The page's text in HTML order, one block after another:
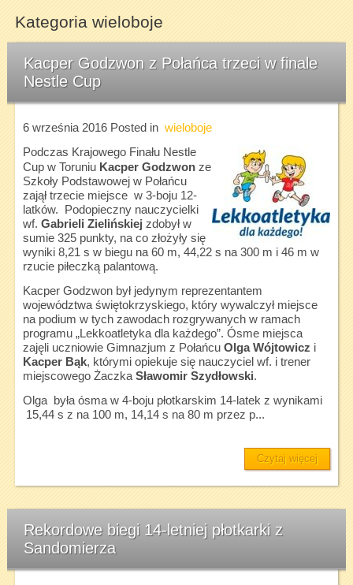
Kategoria wieloboje
Kacper Godzwon z Połańca trzeci w finale
Nestle Cup
6 września 2016Posted in wieloboje
Podczas Krajowego Finału Nestle
Cup w Toruniu Kacper Godzwonze
Szkoły Podstawowej w Połańcu
zajął trzecie miejsce w 3-boju 12-
latków. Podopieczny nauczycielki
wf. Gabrieli Zielińskiej zdobył w
sumie 325 punkty, na co złożyły się
wyniki 8,21 s w biegu na 60 m, 44,22 s na 300 m i 46 m w
rzucie piłeczką palantową.
Kacper Godzwon był jedynym reprezentantem
województwa świętokrzyskiego, który wywalczył miejsce
na podium w tych zawodach rozgrywanych w ramach
programu „Lekkoatletyka dla każdego”. Ósme miejsca
zajęli uczniowie Gimnazjum z Połańcu Olga Wójtowicz i
Kacper Bąk, którymi opiekuje się nauczyciel wf. i trener
miejscowego Żaczka Sławomir Szydłowski.
Olga była ósma w 4-boju płotkarskim 14-latek z wynikami
15,44 s z na 100 m, 14,14 s na 80 m przez p...
Czytaj więcej
Rekordowe biegi 14-letniej płotkarki z
Sandomierza